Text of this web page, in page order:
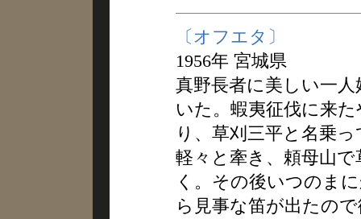
〔オフエタ〕
1956年 宮城県
真野長者に美しい一
いた。蝦夷征伐に来
り、草刈三平と名乗
軽々と牽き、頼母山
く。その後いつのま
ら見事な笛が出たの